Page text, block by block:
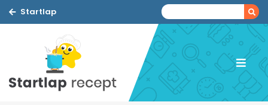
Startlap